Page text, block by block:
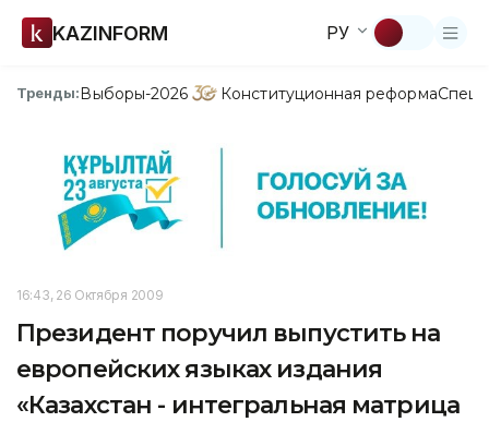
KAZINFORM РУ
Тренды:Выборы-2026 Конституционная реформа
16:43, 26 Октября 2009
Президент поручил выпустить на
европейских языках издания
«Казахстан - интегральная матрица